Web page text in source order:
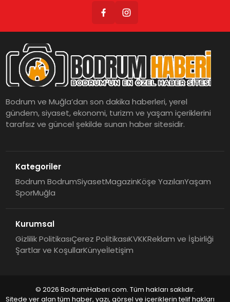
Bodrum ve Muğla’dan son dakika haberleri, yerel
gündem, siyaset, ekonomi, turizm ve yaşam içeriklerini
tarafsız ve güncel şekilde sunan haber sitesidir.
Kategoriler
Bodrum BodrumSiyasetMagazinKöşe YazılarıYaşam
SporMuğla
Kurumsal
Gizlilik PolitikasıÇerez PolitikasıKVKKReklam ve İşbirliği
Şartlar ve KoşullarKünyeİletişim
© 2026 BodrumHaberi.com. Tüm hakları saklıdır.
Sitede yer alan tüm haber, yazı, görsel ve içeriklerin telif hakları